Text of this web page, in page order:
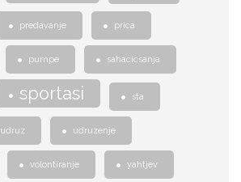
predavanje prica
pumpe sahacicsanja
sportasi sta
udruz udruzenje
volontiranje yahtjev